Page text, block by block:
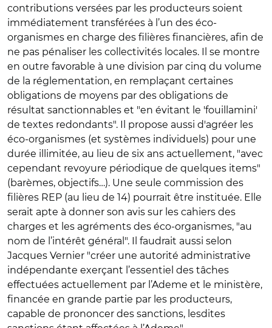
contributions versées par les producteurs soient
immédiatement transférées à l’un des éco-
organismes en charge des filières financières, afin de
ne pas pénaliser les collectivités locales. Il se montre
en outre favorable à une division par cinq du volume
de la réglementation, en remplaçant certaines
obligations de moyens par des obligations de
résultat sanctionnables et "en évitant le 'fouillamini'
de textes redondants". Il propose aussi d'agréer les
éco-organismes (et systèmes individuels) pour une
durée illimitée, au lieu de six ans actuellement, "avec
cependant revoyure périodique de quelques items"
(barèmes, objectifs…). Une seule commission des
filières REP (au lieu de 14) pourrait être instituée. Elle
serait apte à donner son avis sur les cahiers des
charges et les agréments des éco-organismes, "au
nom de l’intérêt général". Il faudrait aussi selon
Jacques Vernier "créer une autorité administrative
indépendante exerçant l’essentiel des tâches
effectuées actuellement par l’Ademe et le ministère,
financée en grande partie par les producteurs,
capable de prononcer des sanctions, lesdites